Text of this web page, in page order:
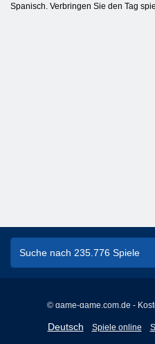
Spanisch. Verbringen Sie den Tag
© game-game.com.de -
Deutsch
English
Spiele online